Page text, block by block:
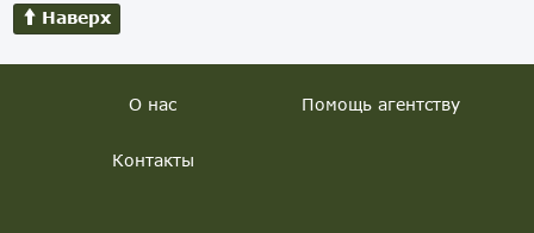
Наверх
О нас Помощь агентству
Контакты